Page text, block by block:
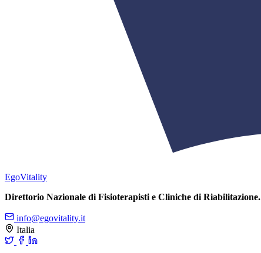
EgoVitality
Direttorio Nazionale di Fisioterapisti e Cliniche di Riabilitazione.
info@egovitality.it
Italia